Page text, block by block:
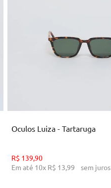
Oculos Luiza - Tartaruga
R$ 139,90
Em até 10x R$ 13,99 sem juros